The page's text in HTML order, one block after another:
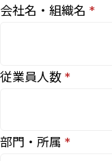
会社名・組織名
従業員人数
部門・所属